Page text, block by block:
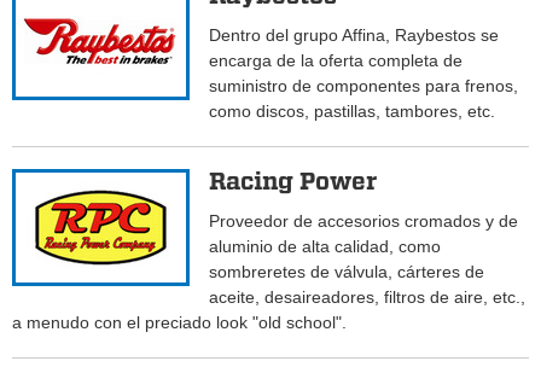
Dentro del grupo Affina, Raybestos se
encarga de la oferta completa de
suministro de componentes para frenos,
como discos, pastillas, tambores, etc.
Racing Power
Proveedor de accesorios cromados y de
aluminio de alta calidad, como
sombreretes de válvula, cárteres de
aceite, desaireadores, filtros de aire, etc.,
a menudo con el preciado look "old school".